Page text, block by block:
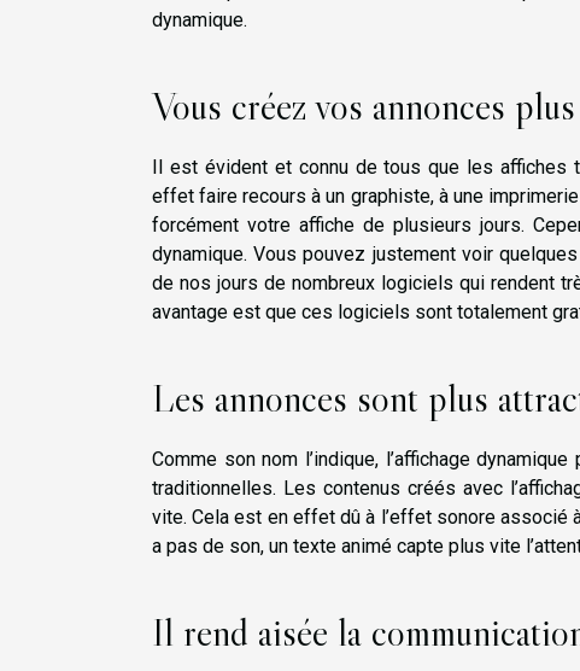
dynamique.
Vous créez vos annonces
Il est évident et connu de tous que les affiches
effet faire recours à un graphiste, à une
forcément votre affiche de plusieurs jours.
dynamique. Vous pouvez justement voir
de nos jours de nombreux logiciels qui rendent
avantage est que ces logiciels sont totalement
Les annonces sont plus
Comme son nom l’indique, l’affichage
traditionnelles. Les contenus créés avec
vite. Cela est en effet dû à l’effet sonore associé
a pas de son, un texte animé capte plus vite
Il rend aisée la